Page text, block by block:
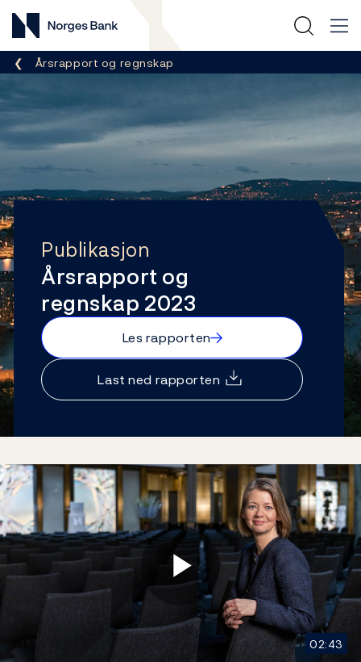
Norges Bank
Her er du nå:
Årsrapport og regnskap
Årsrapport og
regnskap 2023
Publikasjon
Les rapporten→
Last ned rapporten
Play
02:43